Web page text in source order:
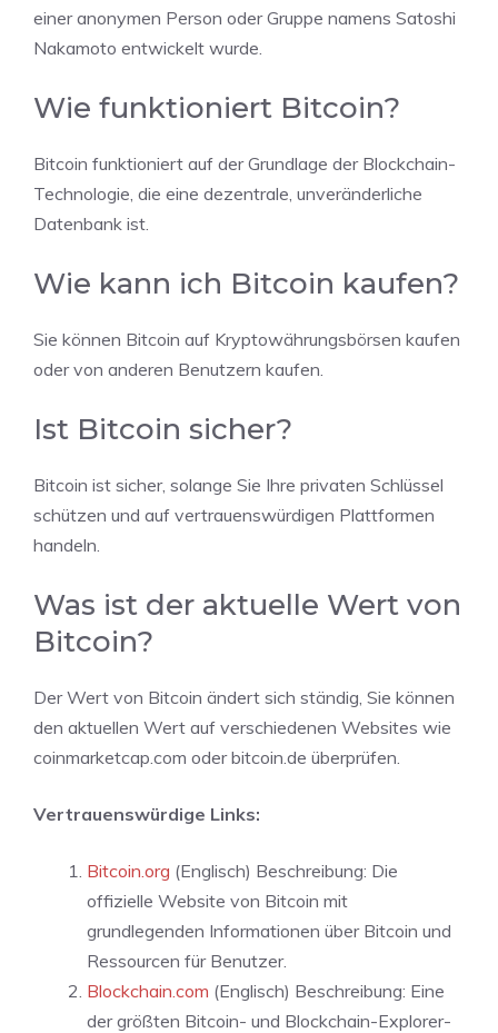
einer anonymen Person oder Gruppe namens Satoshi
Nakamoto entwickelt wurde.
Wie funktioniert Bitcoin?
Bitcoin funktioniert auf der Grundlage der Blockchain-
Technologie, die eine dezentrale, unveränderliche
Datenbank ist.
Wie kann ich Bitcoin kaufen?
Sie können Bitcoin auf Kryptowährungsbörsen kaufen
oder von anderen Benutzern kaufen.
Ist Bitcoin sicher?
Bitcoin ist sicher, solange Sie Ihre privaten Schlüssel
schützen und auf vertrauenswürdigen Plattformen
handeln.
Was ist der aktuelle Wert von
Bitcoin?
Der Wert von Bitcoin ändert sich ständig, Sie können
den aktuellen Wert auf verschiedenen Websites wie
coinmarketcap.com oder bitcoin.de überprüfen.
Vertrauenswürdige Links:
Bitcoin.org (Englisch) Beschreibung: Die
offizielle Website von Bitcoin mit
grundlegenden Informationen über Bitcoin und
Ressourcen für Benutzer.
Blockchain.com (Englisch) Beschreibung: Eine
der größten Bitcoin- und Blockchain-Explorer-